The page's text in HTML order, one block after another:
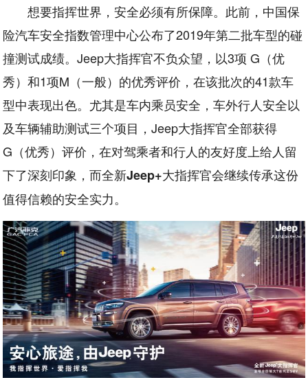
想要指挥世界，安全必须有所保障。此前，中国保
险汽车安全指数管理中心公布了2019年第二批车型的碰
撞测试成绩。Jeep大指挥官不负众望，以3项 G（优
秀）和1项M（一般）的优秀评价，在该批次的41款车
型中表现出色。尤其是车内乘员安全，车外行人安全以
及车辆辅助测试三个项目，Jeep大指挥官全部获得
G（优秀）评价，在对驾乘者和行人的友好度上给人留
下了深刻印象，而全新Jeep+大指挥官会继续传承这份
值得信赖的安全实力。